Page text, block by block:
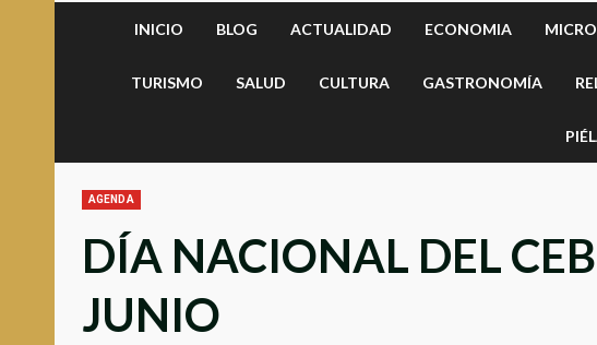
INICIO BLOG ACTUALIDAD ECONOMIA
TURISMO SALUD CULTURA GASTRONOMÍA
AGENDA
DÍA NACIONAL DEL
JUNIO